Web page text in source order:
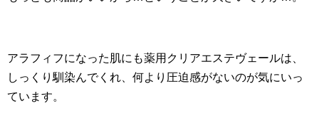
アラフィフになった肌にも薬用クリアエステヴェールは、
しっくり馴染んでくれ、何より圧迫感がないのが気にいっ
ています。